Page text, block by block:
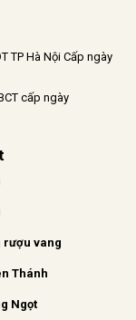
TP Hà Nội Cấp ngày
cấp ngày
rượu vang
Thánh
Ngọt